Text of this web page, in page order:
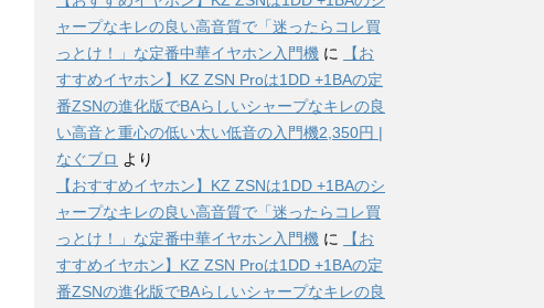
ャープなキレの良い高音質で「迷ったらコレ買
っとけ！」な定番中華イヤホン入門機 に
【お
すすめイヤホン】KZ ZSN Proは1DD +1BAの定
番ZSNの進化版でBAらしいシャープなキレの良
い高音と重心の低い太い低音の入門機2,350円 |
なぐブロ より
【おすすめイヤホン】KZ ZSNは1DD +1BAのシ
ャープなキレの良い高音質で「迷ったらコレ買
っとけ！」な定番中華イヤホン入門機 に
【お
すすめイヤホン】KZ ZSN Proは1DD +1BAの定
番ZSNの進化版でBAらしいシャープなキレの良